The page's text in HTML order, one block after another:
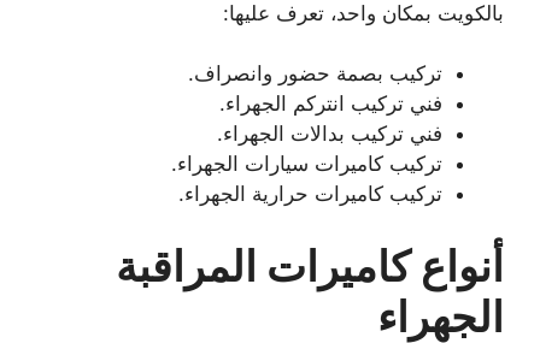
بالكويت بمكان واحد، تعرف عليها:
تركيب بصمة حضور وانصراف.
فني تركيب انتركم الجهراء.
فني تركيب بدالات الجهراء.
تركيب كاميرات سيارات الجهراء.
تركيب كاميرات حرارية الجهراء.
أنواع كاميرات المراقبة
الجهراء